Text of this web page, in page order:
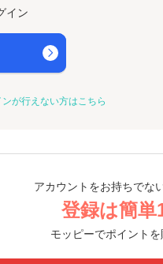
イン
ンが行えない方はこちら
アカウントをお持ちでな
登録は簡単
モッピーでポイントを